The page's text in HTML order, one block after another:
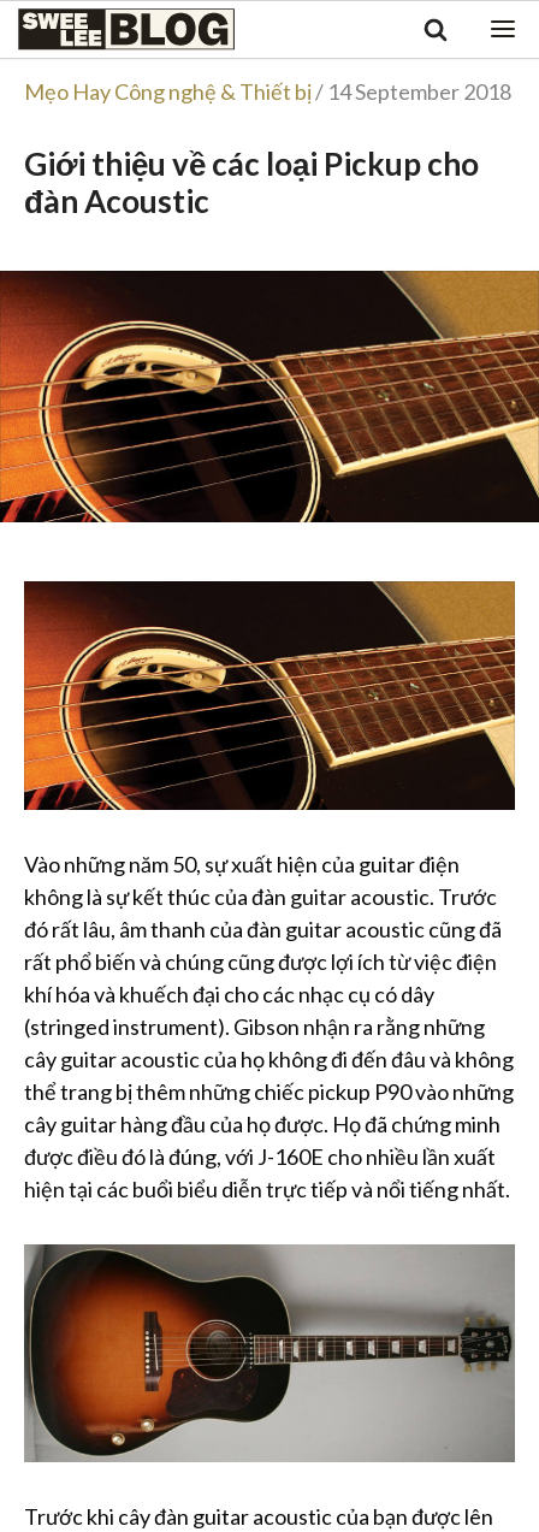
Singapore
Malaysia
Tiếng Việt
Swee
Blog
Mẹo Hay Công nghệ & Thiết bị/ 14 September 2018
Giới thiệu về các loại Pickup cho
đàn Acoustic
Vào những năm 50, sự xuất hiện của guitar điện
không là sự kết thúc của đàn guitar acoustic. Trước
đó rất lâu, âm thanh của đàn guitar acoustic cũng đã
rất phổ biến và chúng cũng được lợi ích từ việc điện
khí hóa và khuếch đại cho các nhạc cụ có dây
(stringed instrument). Gibson nhận ra rằng những
cây guitar acoustic của họ không đi đến đâu và không
thể trang bị thêm những chiếc pickup P90 vào những
cây guitar hàng đầu của họ được. Họ đã chứng minh
được điều đó là đúng, với J-160E cho nhiều lần xuất
hiện tại các buổi biểu diễn trực tiếp và nổi tiếng nhất.
Trước khi cây đàn guitar acoustic của bạn được lên